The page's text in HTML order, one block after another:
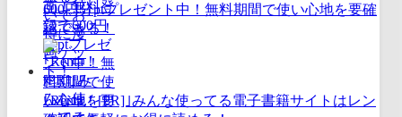
600円分ptプレゼント中！無料期間で使い心地を要確
認できる！
｢Renta！[PR]｣みんな使ってる電子書籍サイトはレン